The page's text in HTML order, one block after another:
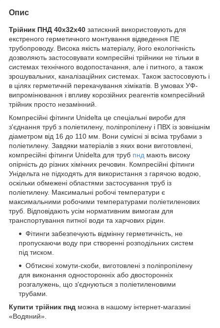
Опис
Трійник ПНД 40х32х40 затискний використовують для
екстреного герметичного монтування відведення ПЕ
трубопроводу. Висока якість матеріалу, його екологічність
дозволяють застосовувати компресійні трійники не тільки в
системах технічного водопостачання, але і питного, а також
зрошувальних, каналізаційних системах. Також застосовують і
в цілях герметичній перекачування хімікатів. В умовах УФ-
випромінювання і впливу корозійних реагентів компресійний
трійник просто незамінний.
Компресійні фітинги Unidelta це спеціальні вироби для
з'єднання труб з поліетилену, поліпропілену і ПВХ із зовнішнім
діаметром від 16 до 110 мм. Вони сумісні зі всіма трубами з
поліетилену. Завдяки матеріалів з яких вони виготовлені,
компресійні фітинги Unidelta для труб пнд мають високу
опірність до різних хімічних речовин. Компресійні фітинги
Унідельта не підходять для використання з гарячою водою,
оскільки обмежені областями застосування труб із
поліетилену. Максимальні робочі температури є
максимальними робочими температурами поліетиленових
труб. Відповідають усім нормативним вимогам для
транспортування питної води та харчових рідин.
Фітинги забезпечують відмінну герметичність, не
пропускаючи воду при створенні розподільних систем
під тиском.
Обтискні хомути-скоби, виготовлені з поліпропілену
для виконання односторонніх або двосторонніх
розгалужень, що з'єднуються з поліетиленовими
трубами.
Купити трійник пнд можна в нашому інтернет-магазині
«Водяний».